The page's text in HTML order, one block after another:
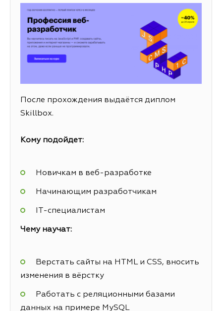
После прохождения выдаётся диплом
Skillbox.
Кому подойдет:
Новичкам в веб-разработке
Начинающим разработчикам
IT-специалистам
Чему научат:
Верстать сайты на HTML и CSS, вносить
изменения в вёрстку
Работать с реляционными базами
данных на примере MySQL